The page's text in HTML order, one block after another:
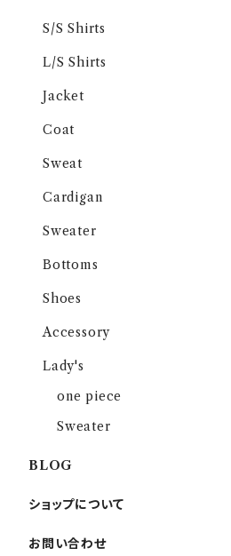
S/S Shirts
L/S Shirts
Jacket
Coat
Sweat
Cardigan
Sweater
Bottoms
Shoes
Accessory
Lady's
one piece
Sweater
BLOG
ショップについて
お問い合わせ